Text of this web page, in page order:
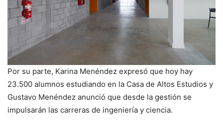
Por su parte, Karina Menéndez expresó que hoy hay
23.500 alumnos estudiando en la Casa de Altos Estudios y
Gustavo Menéndez anunció que desde la gestión se
impulsarán las carreras de ingeniería y ciencia.